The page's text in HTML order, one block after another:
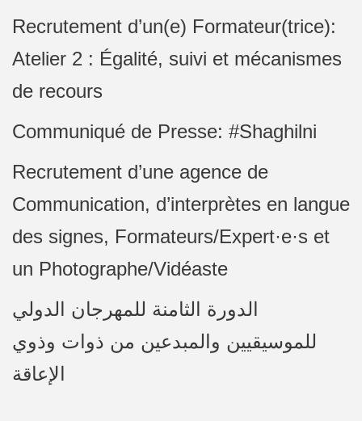
Recrutement d’un(e) Formateur(trice):
Atelier 2 : Égalité, suivi et mécanismes
de recours
Communiqué de Presse: #Shaghilni
Recrutement d’une agence de
Communication, d’interprètes en langue
des signes, Formateurs/Expert·e·s et
un Photographe/Vidéaste
الدورة الثامنة للمهرجان الدولي
للموسيقيين والمبدعين من ذوات وذوي
الإعاقة